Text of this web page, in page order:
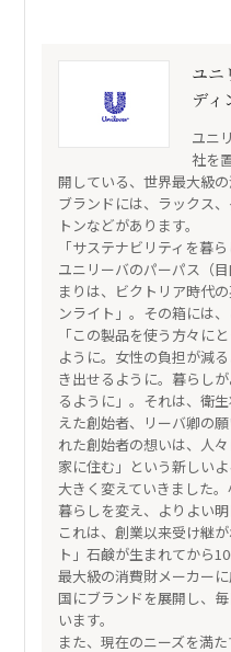
ユニ
ディ
ユニ
社を
開している、世界最大級
ブランドには、ラックス
トンなどがあります。
「サステナビリティを暮
ユニリーバのパーパス（
まりは、ビクトリア時代
ンライト」。その箱には
「この製品を使う方々に
ように。女性の負担が減
き出せるように。暮らし
るように」。それは、衛
えた創始者、リーバ卿の
れた創始者の想いは、人
家に住む」という新しい
大きく変えていきました
暮らしを変え、よりよい
これは、創業以来受け継
ト」石鹸が生まれてから
最大級の消費財メーカー
国にブランドを展開し、
います。
また、現在のニーズを満